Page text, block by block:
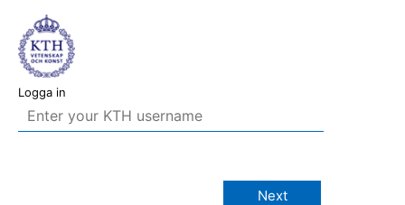
Logga in
Next